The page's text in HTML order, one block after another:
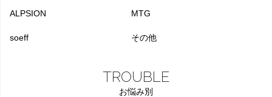
ALPSION MTG
soeff その他
TROUBLE
お悩み別